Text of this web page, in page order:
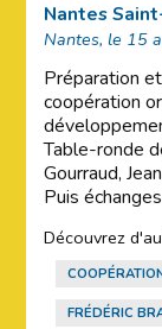
Nantes
Nantes, le 15
Préparation
coopération
Table-ronde
Gourraud,
Puis
Découvrez
FRÉDÉRIC